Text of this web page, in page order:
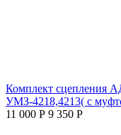
Комплект сцепления
УМЗ-4218,4213( с
11 000 Р 9 350 Р